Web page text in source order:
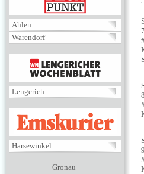
Ahlen
Warendorf
MENÜ
Lengerich
EMSKURIER
Harsewinkel
Gronau
7
8
9